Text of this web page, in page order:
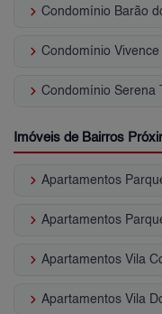
keyboard_arrow_right Condomínio Barão
keyboard_arrow_right Condomínio
keyboard_arrow_right Condomínio Serena
Imóveis de Bairros
keyboard_arrow_right Apartamentos
keyboard_arrow_right Apartamentos
keyboard_arrow_right Apartamentos Vila
keyboard_arrow_right Apartamentos Vila